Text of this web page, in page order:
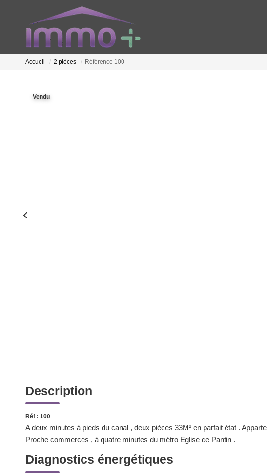
Accueil 2 pièces Référence 100
Vendu
Description
Réf : 100
A deux minutes à pieds du canal , deux pièces 33M² en parfait état .
Proche commerces , à quatre minutes du métro Eglise de Pantin .
Diagnostics énergétiques